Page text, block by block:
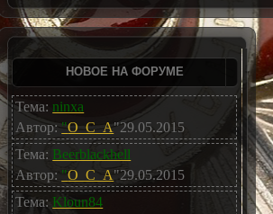
НОВОЕ НА ФОРУМЕ
Тема: ninxa
Автор: "O_C_A"29.05.2015
Тема: Beerblackhell
Автор: "O_C_A"29.05.2015
Тема: Kloun84